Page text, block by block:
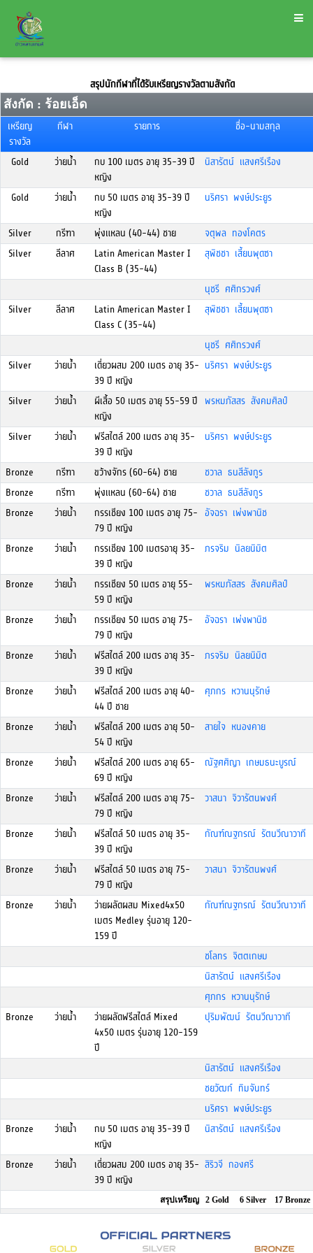
สรุปนักกีฬาที่ได้รับเหรียญรางวัลตามสังกัด
สังกัด : ร้อยเอ็ด
เหรียญ
รางวัล
กีฬา รายการ ชื่อ-นามสกุล
Gold ว่ายน้ำ
กบ 100 เมตร อายุ 35-39 ปี
หญิง
นิสารัตน์ แสงศรีเรือง
Gold ว่ายน้ำ
กบ 50 เมตร อายุ 35-39 ปี
หญิง
นริศรา พงษ์ประยูร
Silver กรีฑา พุ่งแหลน (40-44) ชาย
จตุพล ทองโคตร
Silver
ลีลาศ
Latin American Master I
Class B (35-44)
สุพิชชา เสี้ยนพุดซา
นุชรี ศศิกรวงศ์
Silver
ลีลาศ
Latin American Master I
Class C (35-44)
สุพิชชา เสี้ยนพุดซา
นุชรี ศศิกรวงศ์
Silver
ว่ายน้ำ
เดี่ยวผสม 200 เมตร อายุ 35-
39 ปี หญิง
นริศรา พงษ์ประยูร
Silver ว่ายน้ำ
ผีเสื้อ 50 เมตร อายุ 55-59 ปี
หญิง
พรหมภัสสร สังคมศิลป์
Silver ว่ายน้ำ
ฟรีสไตล์ 200 เมตร อายุ 35-
39 ปี หญิง
นริศรา พงษ์ประยูร
Bronze กรีฑา ขว้างจักร (60-64) ชาย
ชวาล ธนสีลังกูร
Bronze
กรีฑา พุ่งแหลน (60-64) ชาย
ชวาล ธนสีลังกูร
Bronze
ว่ายน้ำ
กรรเชียง 100 เมตร อายุ 75-
79 ปี หญิง
อัจฉรา เพ่งพานิช
Bronze ว่ายน้ำ
กรรเชียง 100 เมตรอายุ 35-
39 ปี หญิง
ภรจริม นิลยนิมิต
Bronze ว่ายน้ำ
กรรเชียง 50 เมตร อายุ 55-
59 ปี หญิง
พรหมภัสสร สังคมศิลป์
Bronze ว่ายน้ำ
กรรเชียง 50 เมตร อายุ 75-
79 ปี หญิง
อัจฉรา เพ่งพานิช
Bronze ว่ายน้ำ
ฟรีสไตล์ 200 เมตร อายุ 35-
39 ปี หญิง
ภรจริม นิลยนิมิต
Bronze ว่ายน้ำ
ฟรีสไตล์ 200 เมตร อายุ 40-
44 ปี ชาย
ศุภกร หวานนุรักษ์
Bronze ว่ายน้ำ
ฟรีสไตล์ 200 เมตร อายุ 50-
54 ปี หญิง
สายใจ หนองคาย
Bronze ว่ายน้ำ
ฟรีสไตล์ 200 เมตร อายุ 65-
69 ปี หญิง
ณัฐศศิญา เกษมธนะบูรณ์
Bronze ว่ายน้ำ
ฟรีสไตล์ 200 เมตร อายุ 75-
79 ปี หญิง
วาสนา จิวารัตนพงศ์
Bronze ว่ายน้ำ
ฟรีสไตล์ 50 เมตร อายุ 35-
39 ปี หญิง
กัณฑ์ณฐกรณ์ รัตนวีณาวาที
Bronze ว่ายน้ำ
ฟรีสไตล์ 50 เมตร อายุ 75-
79 ปี หญิง
วาสนา จิวารัตนพงศ์
Bronze ว่ายน้ำ
ว่ายผลัดผสม Mixed4x50
เมตร Medley รุ่นอายุ 120-
159 ปี
กัณฑ์ณฐกรณ์ รัตนวีณาวาที
ชโลทร จิตตเกษม
นิสารัตน์ แสงศรีเรือง
ศุภกร หวานนุรักษ์
Bronze
ว่ายน้ำ
ว่ายผลัดฟรีสไตล์ Mixed
4x50 เมตร รุ่นอายุ 120-159
ปี
ปุริมพัฒน์ รัตนวีณาวาที
นิสารัตน์ แสงศรีเรือง
ชยวัฒก์ ทิมจันทร์
นริศรา พงษ์ประยูร
Bronze
ว่ายน้ำ
กบ 50 เมตร อายุ 35-39 ปี
หญิง
นิสารัตน์ แสงศรีเรือง
Bronze ว่ายน้ำ
เดี่ยวผสม 200 เมตร อายุ 35-
39 ปี หญิง
สิริวจี กองศรี
สรุปเหรียญ 2 Gold 6 Silver 17 Bronze